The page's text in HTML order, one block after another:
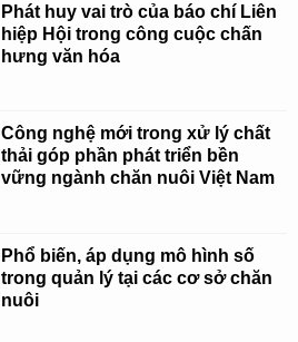
Phát huy vai trò của báo chí Liên
hiệp Hội trong công cuộc chấn
hưng văn hóa
Công nghệ mới trong xử lý chất
thải góp phần phát triển bền
vững ngành chăn nuôi Việt Nam
Phổ biến, áp dụng mô hình số
trong quản lý tại các cơ sở chăn
nuôi